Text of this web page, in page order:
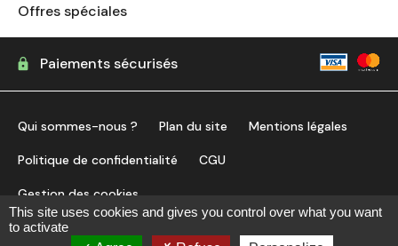
Offres spéciales
Paiements sécurisés
Qui sommes-nous ? Plan du site Mentions légales
Politique de confidentialité CGU
Gestion des cookies
This site uses cookies and gives you control over what you want
to activate